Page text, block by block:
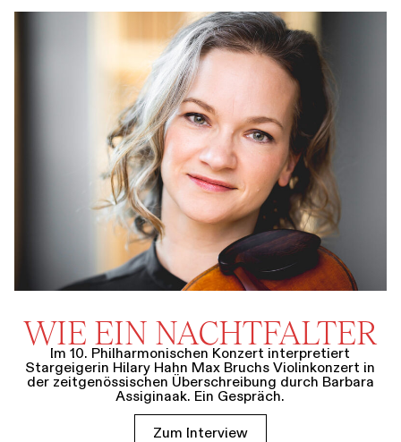
WIE EIN NACHTFALTER
Im 10. Philharmonischen Konzert interpretiert
Stargeigerin Hilary Hahn Max Bruchs Violinkonzert in
der zeitgenössischen Überschreibung durch Barbara
Assiginaak. Ein Gespräch.
Zum Interview